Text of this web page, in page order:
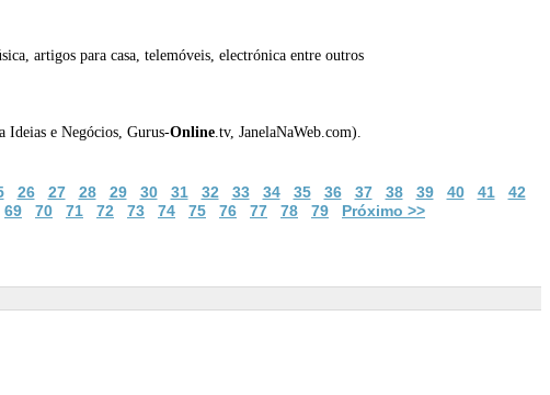
artigos para casa, telemóveis, electrónica entre outros
Ideias e Negócios, Gurus-Online.tv, JanelaNaWeb.com).
26 27 28 29 30 31 32 33 34 35 36 37 38 39 40 41
42
69 70 71 72 73 74 75 76 77 78 79 Próximo >>